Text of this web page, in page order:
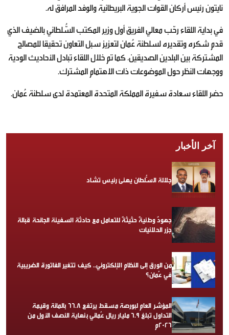
نايتون رئيس أركان القوات الجوية البريطانية والوفد المرافق له.
في بداية اللقاء رحّب معالي الفريق أول وزير المكتب السُّلطاني بالضيف الذي
قدم شكره وتقديره لسلطنة عُمان لتعزيز سبل التعاون تحقيقا للمصالح
المشتركة بين البلدين الصديقين، كما تم خلال اللقاء تبادل الأحاديث الودية
ووجهات النظر حول الموضوعات ذات الاهتمام المشترك.
حضر اللقاء سعادة سفيرة المملكة المتحدة المعتمدة لدى سلطنة عُمان.
آخر الأخبار
جلالة السُّلطان يهنئ رئيس تشاد
جهودٌ وطنيةٌ حثيثةٌ للتعامل مع حادثة السفينة الجانحة قبالة
جزر الحلانيات
من الورق إلى النظام الإلكتروني.. كيف تتغير الفاتورة الضريبية
في عُمان؟
المؤشر العام لبورصة مسقط يرتفع 66.8 بالمائة وقيمة
التداول تبلغ 6.9 مليار ريال عُماني بنهاية النصف الأول من
2026م